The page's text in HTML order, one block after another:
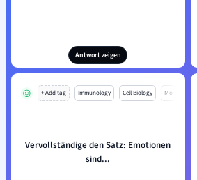
Antwort zeigen
+ Add tag Immunology Cell Biology Mo
Vervollständige den Satz: Emotionen
sind...